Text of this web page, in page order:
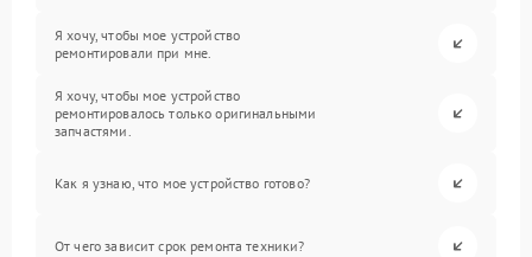
Я хочу, чтобы мое устройство
ремонтировали при мне.
Я хочу, чтобы мое устройство
ремонтировалось только оригинальными
запчастями.
Как я узнаю, что мое устройство готово?
От чего зависит срок ремонта техники?